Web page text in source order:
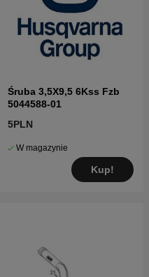
Śruba 3,5X9,5 6Kss Fzb
5044588-01
5PLN
W magazynie
Kup!